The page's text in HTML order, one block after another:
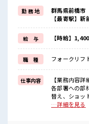
基本的に髪色自由で明
(規定有)制服があると
≪初めての仕事だけど
新しいことにチャレン
しっかり働く環境が整っ
イチからスキルUP・ス
≪様々なお仕事をご提案
一人で悩まず気軽に相談
派遣のお仕事です！
■職場の雰囲気
明るすぎたり奇抜過ぎ
20代の若い世代がたく
勤 務 地
群馬県前橋市
【最寄駅】
給 与 【時給】
職 種 フォークリフ
仕事内容
【業務内容
各部署への部
替え、ショッ
品 ■お仕事PR ≪適度な残業でお給料UP≫ 残業は月20時間未
…詳細を見る